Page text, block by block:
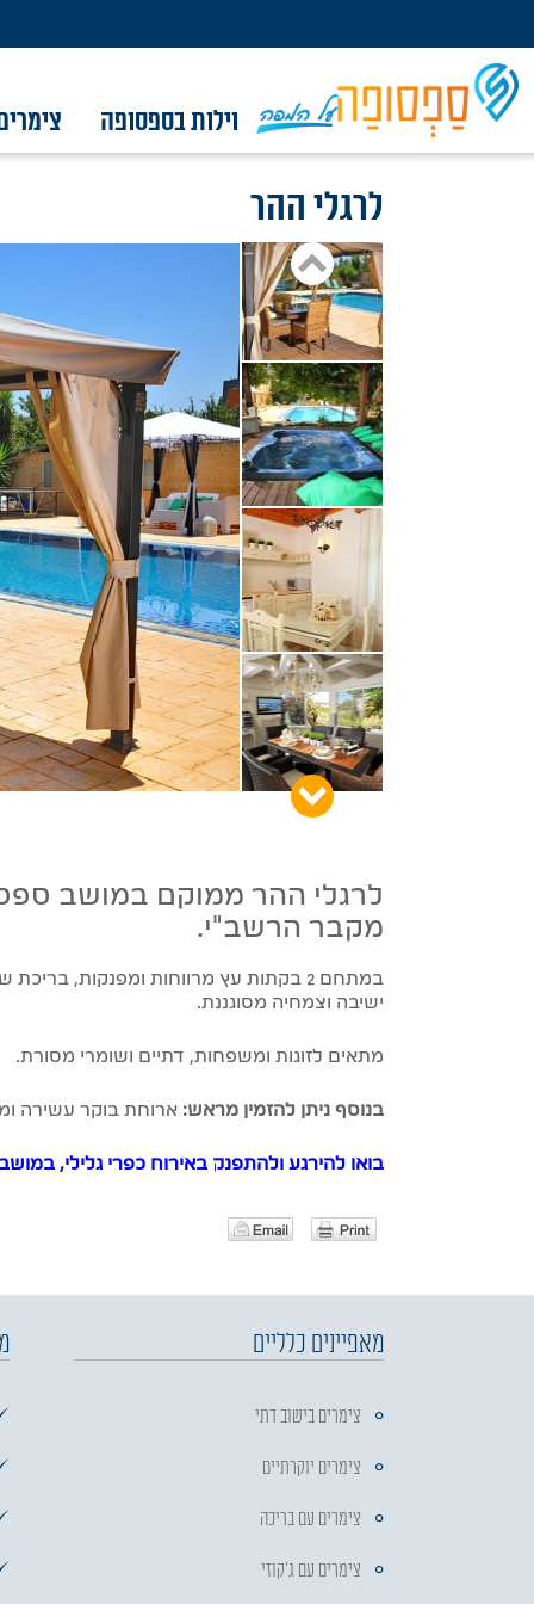
וילות בספסופה
לרגלי ההר
לרגלי ההר ממוקם במושב ספסופה בגליל העליון. ובמרחק של 5 דקות נסיעה
מקבר הרשב"י.
במתחם 2 בקתות עץ מרווחות ומפנקות, בריכת שחיה, ג'קוזי ענק, פינת מנגל, מיטות שיזוף, פינות
ישיבה וצמחיה מסוגננת.
מתאים לזוגות ומשפחות, דתיים ושומרי מסורת.
בנוסף ניתן להזמין מראש: ארוחת בוקר עשירה
בואו להירגע ולהתפנק באירוח כפרי גלילי,
מאפיינים כלליים
צימרים בישוב דתי
צימרים יוקרתיים
צימרים עם בריכה
צימרים עם ג'קוזי